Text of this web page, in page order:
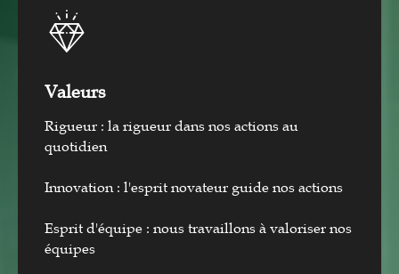
Valeurs
Rigueur : la rigueur dans nos actions au
quotidien
Innovation : l'esprit novateur guide nos actions
Esprit d'équipe : nous travaillons à valoriser nos
équipes